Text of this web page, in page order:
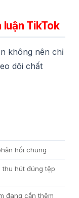
luận TikTok
không nên chỉ
dõi chất
hồi chung
hút đúng tệp
đang cần thêm